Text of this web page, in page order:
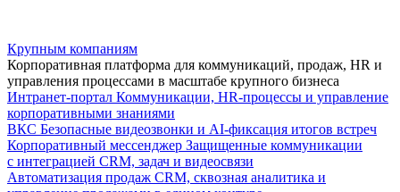
Крупным компаниям
Корпоративная платформа для коммуникаций, продаж, HR и
управления процессами в масштабе крупного бизнеса
Интранет-портал Коммуникации, HR-процессы и управление
корпоративными знаниями
ВКС Безопасные видеозвонки и AI-фиксация итогов встреч
Корпоративный мессенджер Защищенные коммуникации
с интеграцией CRM, задач и видеосвязи
Автоматизация продаж CRM, сквозная аналитика и